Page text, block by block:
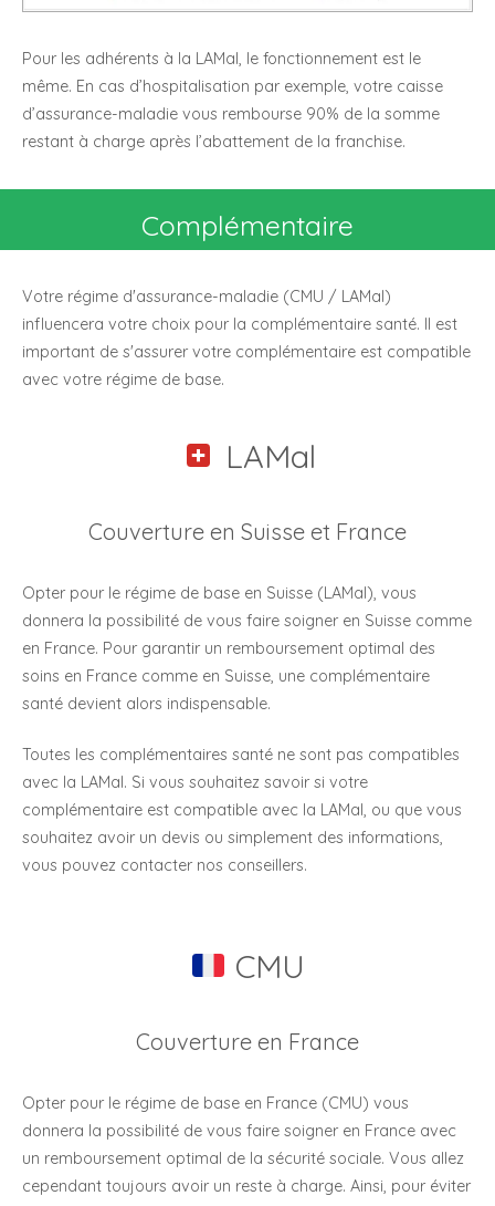
Pour les adhérents à la LAMal, le fonctionnement est le
même. En cas d’hospitalisation par exemple, votre caisse
d’assurance-maladie vous rembourse 90% de la somme
restant à charge après l’abattement de la franchise.
Complémentaire
Votre régime d'assurance-maladie (CMU / LAMal)
influencera votre choix pour la complémentaire santé. Il est
important de s'assurer votre complémentaire est compatible
avec votre régime de base.
LAMal
Couverture en Suisse et France
Opter pour le régime de base en Suisse (LAMal), vous
donnera la possibilité de vous faire soigner en Suisse comme
en France. Pour garantir un remboursement optimal des
soins en France comme en Suisse, une complémentaire
santé devient alors indispensable.
Toutes les complémentaires santé ne sont pas compatibles
avec la LAMal. Si vous souhaitez savoir si votre
complémentaire est compatible avec la LAMal, ou que vous
souhaitez avoir un devis ou simplement des informations,
vous pouvez contacter nos conseillers.
CMU
Couverture en France
Opter pour le régime de base en France (CMU) vous
donnera la possibilité de vous faire soigner en France avec
un remboursement optimal de la sécurité sociale. Vous allez
cependant toujours avoir un reste à charge. Ainsi, pour éviter